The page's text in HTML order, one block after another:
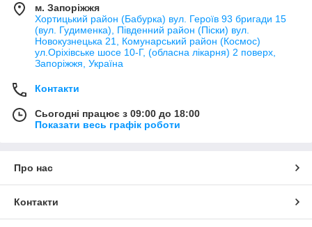
м. Запоріжжя
Хортицький район (Бабурка) вул. Героїв 93 бригади 15
(вул. Гудименка), Південний район (Піски) вул.
Новокузнецька 21, Комунарський район (Космос)
ул.Оріхівське шосе 10-Г, (обласна лікарня) 2 поверх,
Запоріжжя, Україна
Контакти
Сьогодні працює з 09:00 до 18:00
Показати весь графік роботи
Про нас
Контакти